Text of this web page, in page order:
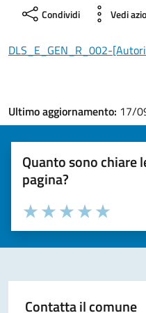
Condividi Vedi
DLS_E_GEN_R_002-
Ultimo aggiornamento: 17/
Quanto sono chiare
pagina?
Valuta la chiarezza delle
Seleziona il numero di
Valuta 5
Valuta 4
Valuta 3 stelle su
Valuta 2 stelle su 5
Valuta 1 stelle su 5
Contatta il comune